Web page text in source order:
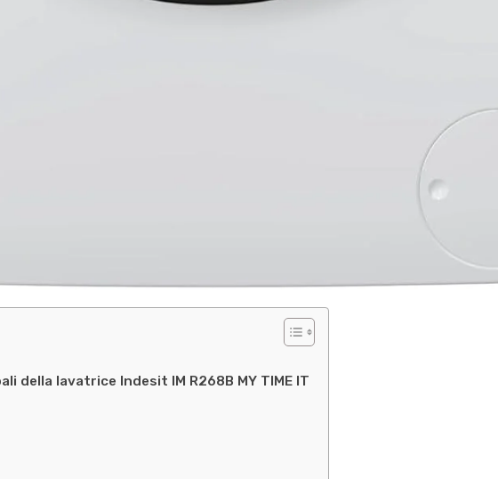
della lavatrice Indesit IM R268B MY TIME IT